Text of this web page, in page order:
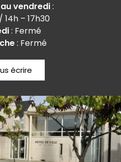
au vendredi:
14h – 17h30
: Fermé
: Fermé
écrire